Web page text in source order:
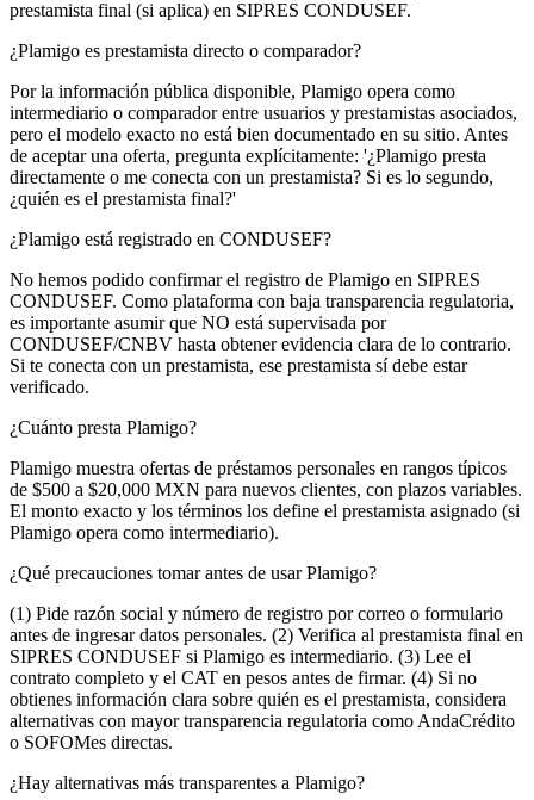
prestamista final (si aplica) en SIPRES CONDUSEF.
¿Plamigo es prestamista directo o comparador?
Por la información pública disponible, Plamigo opera como
intermediario o comparador entre usuarios y prestamistas asociados,
pero el modelo exacto no está bien documentado en su sitio. Antes
de aceptar una oferta, pregunta explícitamente: '¿Plamigo presta
directamente o me conecta con un prestamista? Si es lo segundo,
¿quién es el prestamista final?'
¿Plamigo está registrado en CONDUSEF?
No hemos podido confirmar el registro de Plamigo en SIPRES
CONDUSEF. Como plataforma con baja transparencia regulatoria,
es importante asumir que NO está supervisada por
CONDUSEF/CNBV hasta obtener evidencia clara de lo contrario.
Si te conecta con un prestamista, ese prestamista sí debe estar
verificado.
¿Cuánto presta Plamigo?
Plamigo muestra ofertas de préstamos personales en rangos típicos
de $500 a $20,000 MXN para nuevos clientes, con plazos variables.
El monto exacto y los términos los define el prestamista asignado (si
Plamigo opera como intermediario).
¿Qué precauciones tomar antes de usar Plamigo?
(1) Pide razón social y número de registro por correo o formulario
antes de ingresar datos personales. (2) Verifica al prestamista final en
SIPRES CONDUSEF si Plamigo es intermediario. (3) Lee el
contrato completo y el CAT en pesos antes de firmar. (4) Si no
obtienes información clara sobre quién es el prestamista, considera
alternativas con mayor transparencia regulatoria como AndaCrédito
o SOFOMes directas.
¿Hay alternativas más transparentes a Plamigo?